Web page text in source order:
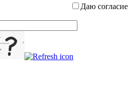
Даю согласие